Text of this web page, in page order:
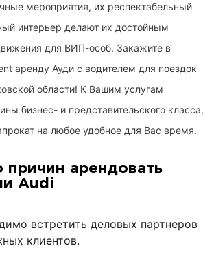
мероприятия, их респектабельный
интерьер делают их достойным
для ВИП-особ. Закажите в
аренду Ауди с водителем для поездок
области! К Вашим услугам
бизнес- и представительского класса,
на любое удобное для Вас время.
причин арендовать
Audi
встретить деловых партнеров
клиентов.